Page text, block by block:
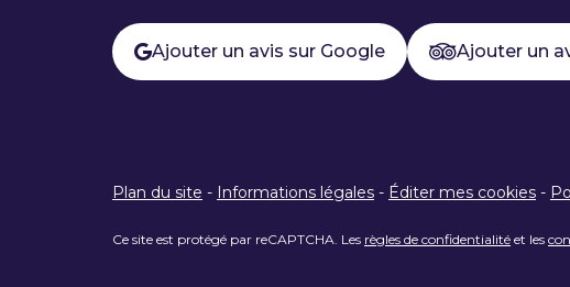
Ajouter un avis sur Google Ajouter un
Plan du site - Informations légales - Éditer mes cookies -
Ce site est protégé par reCAPTCHA. Les règles de confidentialité et les